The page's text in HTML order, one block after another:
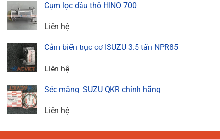
Cụm lọc dầu thô HINO 700
Liên hệ
Cảm biến trục cơ ISUZU 3.5 tấn NPR85
Liên hệ
Séc măng ISUZU QKR chính hãng
Liên hệ